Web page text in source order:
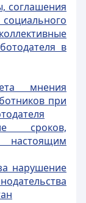
соглашения
в
мнения
при
сроков,
нарушение